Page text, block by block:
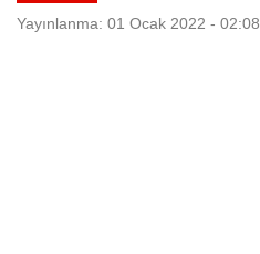
Yayınlanma: 01 Ocak 2022 - 02:08